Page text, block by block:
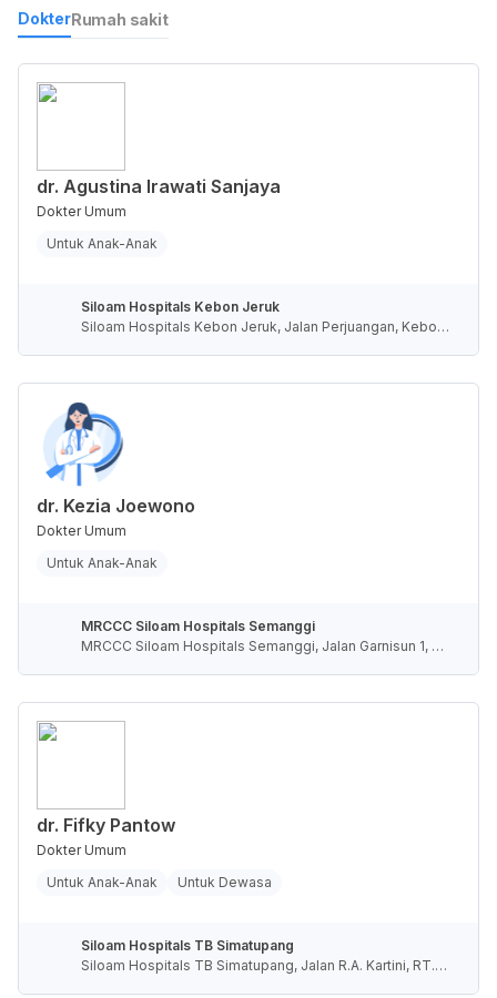
DokterRumah sakit
dr. Agustina Irawati Sanjaya
Dokter Umum
Untuk Anak-Anak
Siloam Hospitals Kebon Jeruk
Siloam Hospitals Kebon Jeruk, Jalan Perjuangan, Kebon
dr. Kezia Joewono
Dokter Umum
Untuk Anak-Anak
MRCCC Siloam Hospitals Semanggi
MRCCC Siloam Hospitals Semanggi, Jalan Garnisun 1, R
dr. Fifky Pantow
Dokter Umum
Untuk Anak-Anak
Untuk Dewasa
Siloam Hospitals TB Simatupang
Siloam Hospitals TB Simatupang, Jalan R.A. Kartini, RT.1